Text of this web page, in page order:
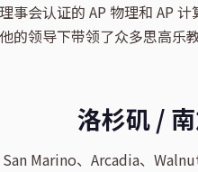
事会认证的 AP 物理和 AP 计
的领导下带领了众多思高乐
洛杉矶 /
San Marino、Arcadia、